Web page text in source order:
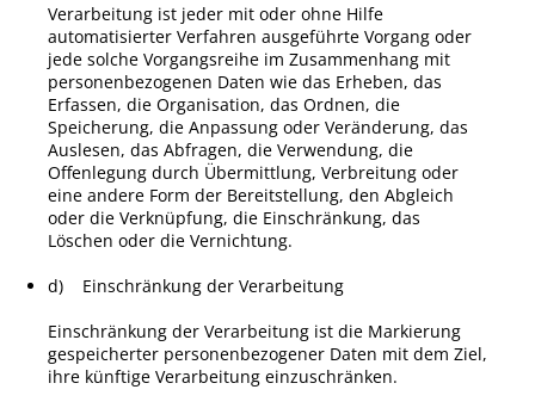
Verarbeitung ist jeder mit oder ohne Hilfe
automatisierter Verfahren ausgeführte Vorgang oder
jede solche Vorgangsreihe im Zusammenhang mit
personenbezogenen Daten wie das Erheben, das
Erfassen, die Organisation, das Ordnen, die
Speicherung, die Anpassung oder Veränderung, das
Auslesen, das Abfragen, die Verwendung, die
Offenlegung durch Übermittlung, Verbreitung oder
eine andere Form der Bereitstellung, den Abgleich
oder die Verknüpfung, die Einschränkung, das
Löschen oder die Vernichtung.
d) Einschränkung der Verarbeitung
Einschränkung der Verarbeitung ist die Markierung
gespeicherter personenbezogener Daten mit dem Ziel,
ihre künftige Verarbeitung einzuschränken.